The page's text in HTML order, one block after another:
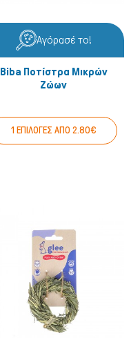
Αγόρασέ το!
Biba Ποτίστρα Μικρών
Ζώων
1 ΕΠΙΛΟΓΕΣ ΑΠΟ 2.80€